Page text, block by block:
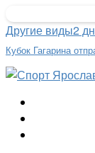
Другие виды2
Кубок Гагарина